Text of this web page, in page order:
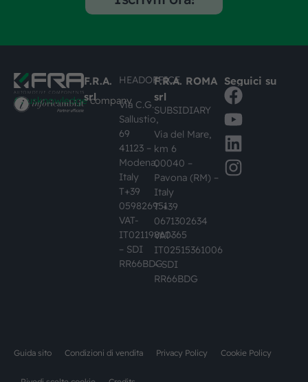
#busknowledgecompany
F.R.A.
srl
HEADOFFICE
Via C.G.
Sallustio,
69
41123 –
Modena,
Italy
T+39
059826951
VAT-
IT02119860365
– SDI
RR66BDG
F.R.A. ROMA
srl
SUBSIDIARY
Via del Mare,
km 6
00040 –
Pavona (RM) –
Italy
T +39
0671302634
VAT-
IT02515361006
– SDI
RR66BDG
Seguici su
Guida sito Condizioni di vendita Privacy Policy Cookie Policy